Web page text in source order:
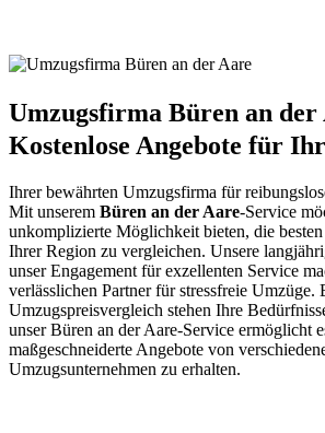
Umzugsfirma Büren an der
Kostenlose Angebote für
Ihrer bewährten Umzugsfirma für
Mit unserem Büren an der Aare-Service
unkomplizierte Möglichkeit bieten, die
Ihrer Region zu vergleichen. Unsere
unser Engagement für exzellenten Service
verlässlichen Partner für stressfreie Umzüge.
Umzugspreisvergleich stehen Ihre
unser Büren an der Aare-Service ermöglicht
maßgeschneiderte Angebote von
Umzugsunternehmen zu erhalten.